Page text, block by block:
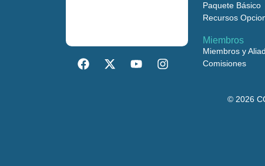
Paquete Básico
Recursos
Miembros
Miembros y
Comisiones
© 2026